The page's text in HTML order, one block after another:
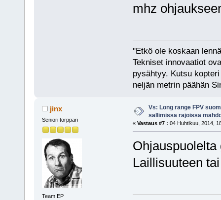
mhz
"Etkö ole koskaan
Tekniset innovaatiot
pysähtyy. Kutsu
neljän metrin päähän
jinx
Seniori torppari
Team EP
Vs: Long range FPV
sallimissa rajoissa
« Vastaus #7 : 04 Huhtikuu, 2014,
Laillisuuteen